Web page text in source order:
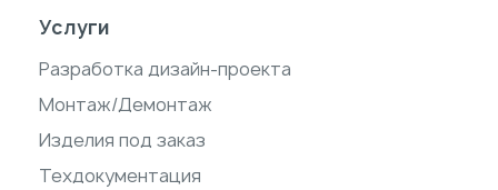
Услуги
Разработка дизайн-проекта
Монтаж/Демонтаж
Изделия под заказ
Техдокументация